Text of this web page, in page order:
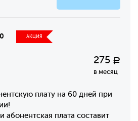
АКЦИЯ
275 Р
в месяц
плату на 60 дней при
абонентская плата составит